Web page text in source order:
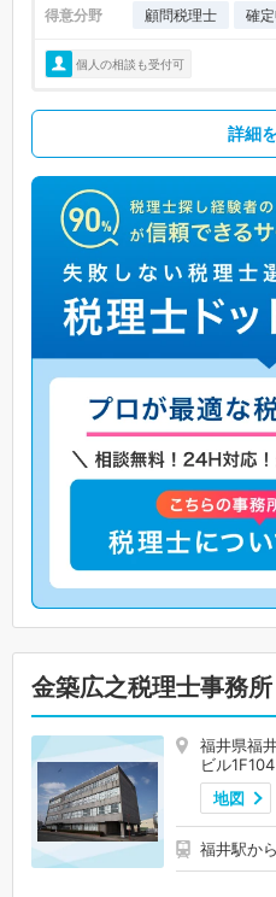
得意分野 顧問税理士 確
個人の相談も受付可
詳細
金築広之税理士事務所
福井県福
ビル1F104
地図
福井駅か